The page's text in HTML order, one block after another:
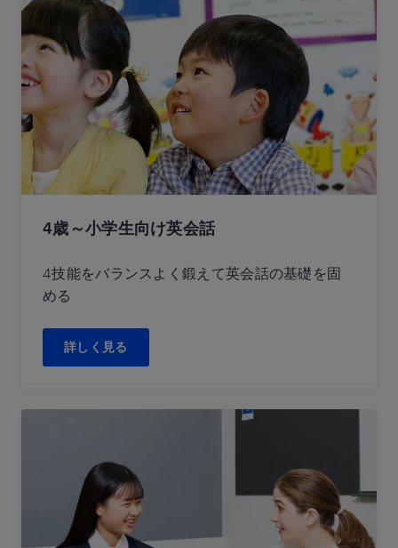
4歳～小学生向け英会話
4技能をバランスよく鍛えて英会話の基礎を固
める
詳しく見る